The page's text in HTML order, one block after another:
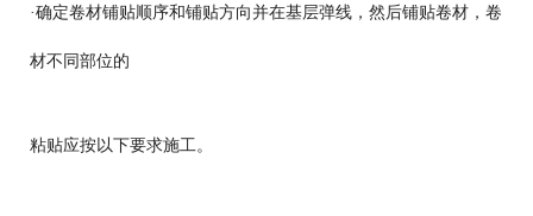
·确定卷材铺贴顺序和铺贴方向并在基层弹线，然后铺贴卷材，卷
材不同部位的
粘贴应按以下要求施工。